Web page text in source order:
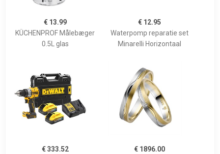
€ 13.99
KÜCHENPROF Målebæger
0.5L glas
€ 12.95
Waterpomp reparatie set
Minarelli Horizontaal
€ 333.52
€ 1896.00